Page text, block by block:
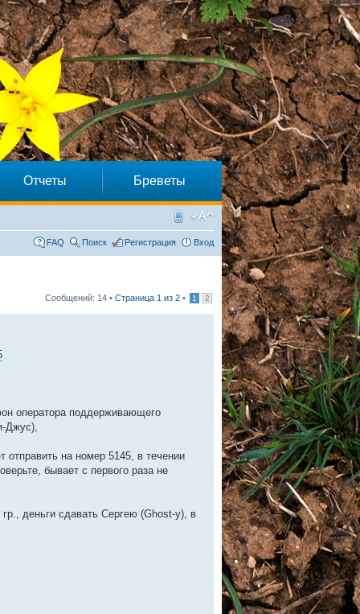
Отчеты Бреветы
FAQ Поиск Регистрация Вход
Сообщений: 14 • Страница 1 из 2 • 1 2
оператора поддерживающего
Джус),
отправить на номер 5145, в течении
бывает с первого раза не
деньги сдавать Сергею (Ghost-у), в